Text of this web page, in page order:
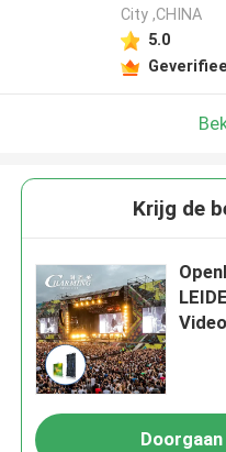
City ,CHINA
5.0
Krijg de
Doorgaan